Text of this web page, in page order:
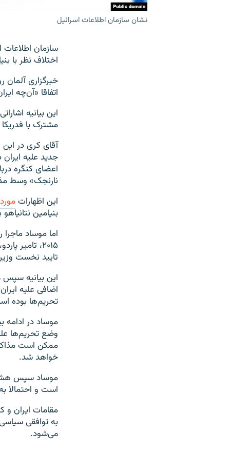
نشان سازمان اطلاعات اسرائیل
سازمان اطلاعات
اختلاف نظر با
خبرگزاری آلمان
اتفاقا «آن‌چه
این بیانیه
مشترک با
آقای کری در
جدید علیه ایران
اعضای کنگره
نارنجک» وسط
این اظهارات
بنیامین
۲۰۱۵، تامیر
تایید نخست
این بیانیه
اضافی علیه
تحریم‌ها بوده
موساد در ادامه
وضع تحریم‌ها
ممکن است
خواهد شد.
موساد سپس
است و احتمالا
به توافقی
می‌شود.